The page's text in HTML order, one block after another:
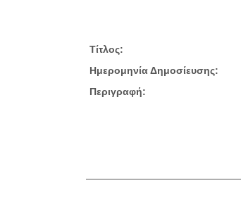
Τίτλος:
Ημερομηνία Δημοσίευσης:
Περιγραφή: